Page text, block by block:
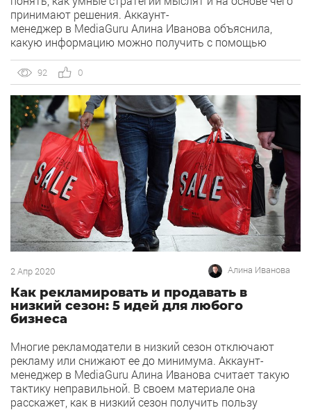
принимают решения. Аккаунт-
менеджер в MediaGuru Алина Иванова объяснила,
какую информацию можно получить с помощью
ее использовать. В конце прошлого года
Google предоставил специалистам возможность
следить за ходом мысли умных алгоритмов — сигналы
Smart Bidding. Мне этой «фишки» не хватало — всегда
хочется понимать, на что опирается алгоритм при
оптимизации рекламы. […]
92 0
2 Апр 2020 Алина Иванова
Как рекламировать и продавать в
низкий сезон: 5 идей для любого
бизнеса
Многие рекламодатели в низкий сезон отключают
рекламу или снижают ее до минимума. Аккаунт-
менеджер в MediaGuru Алина Иванова считает такую
тактику неправильной. В своем материале она
расскажет, как в низкий сезон получить пользу